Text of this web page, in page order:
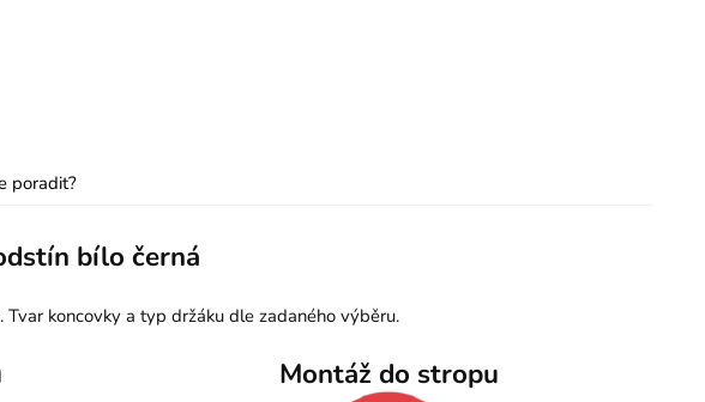
poradit?
bílo černá
koncovky a typ držáku dle zadaného výběru.
Montáž do stropu